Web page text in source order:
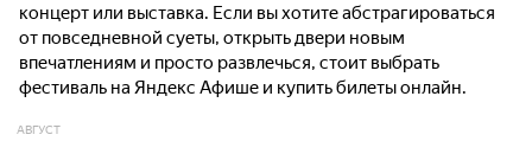
концерт или выставка. Если вы хотите абстрагироваться
от повседневной суеты, открыть двери новым
впечатлениям и просто развлечься, стоит выбрать
фестиваль на Яндекс Афише и купить билеты онлайн.
АВГУСТ